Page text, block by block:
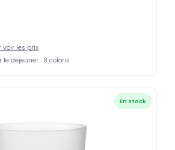
voir les prix
déjeuner · 8 coloris
En stock